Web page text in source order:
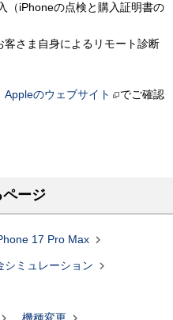
（iPhoneの点検と購入証明書の
客さま自身によるリモート診断
Appleのウェブサイト
でご確認
ージ
17 Pro Max 
シミュレーション 